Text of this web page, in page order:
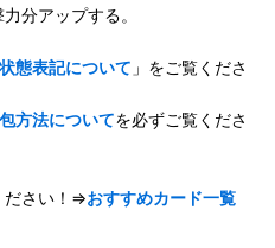
分アップする。
態表記について 」をご覧くださ
方法についてを必ずご覧くださ
ださい！⇒おすすめカード一覧